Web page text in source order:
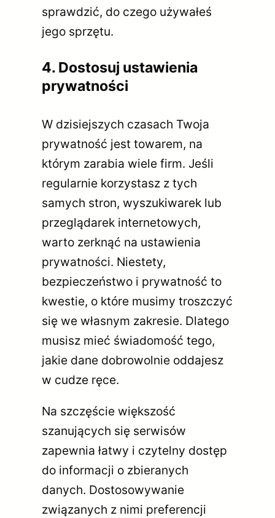
sprawdzić, do czego używałeś
jego sprzętu.
4. Dostosuj ustawienia
prywatności
W dzisiejszych czasach Twoja
prywatność jest towarem, na
którym zarabia wiele firm. Jeśli
regularnie korzystasz z tych
samych stron, wyszukiwarek lub
przeglądarek internetowych,
warto zerknąć na ustawienia
prywatności. Niestety,
bezpieczeństwo i prywatność to
kwestie, o które musimy troszczyć
się we własnym zakresie. Dlatego
musisz mieć świadomość tego,
jakie dane dobrowolnie oddajesz
w cudze ręce.
Na szczęście większość
szanujących się serwisów
zapewnia łatwy i czytelny dostęp
do informacji o zbieranych
danych. Dostosowywanie
związanych z nimi preferencji